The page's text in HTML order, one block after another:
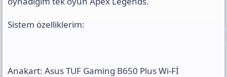
Sistem özelliklerim:
Anakart: Asus TUF Gaming B650 Plus Wi-Fİ